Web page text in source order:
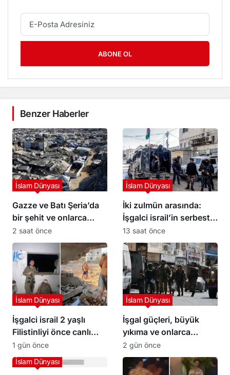
ABONE OL
Benzer Haberler
Gazze ve Batı Şeria’da
bir şehit ve onlarca
yaralı
İslam Dünyası
2 saat önce
İki zulmün arasında:
İşgalci israil’in serbest
bıraktığı Filistinli
mahkumları Abbas
yönetimi gözaltına aldı
İslam Dünyası
13 saat önce
İşgalci israil 2 yaşlı
Filistinliyi önce canlı
kalkan olarak kullandı,
sonra infaz etti
İslam Dünyası
1 gün önce
İşgal güçleri, büyük
yıkıma ve onlarca
kişinin gözaltına alındığı
bir baskının ardından
Kalendiya’dan çekildi
İslam Dünyası
2 gün önce
İslam Dünyası